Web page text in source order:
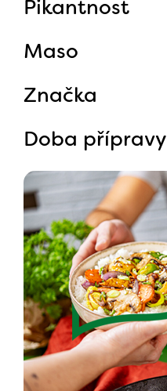
Pikantnost
Maso
Značka
Doba přípravy